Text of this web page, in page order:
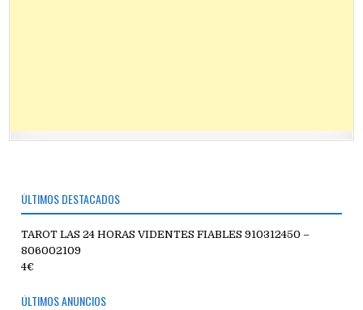
ÚLTIMOS DESTACADOS
TAROT LAS 24 HORAS VIDENTES FIABLES 910312450 –
806002109
4€
ÚLTIMOS ANUNCIOS